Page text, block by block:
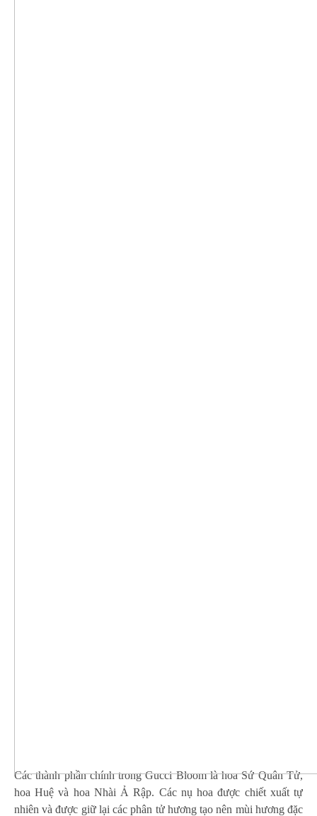
Các thành phần chính trong Gucci Bloom là hoa Sứ Quân Tử,
hoa Huệ và hoa Nhài Ả Rập. Các nụ hoa được chiết xuất tự
nhiên và được giữ lại các phân tử hương tạo nên mùi hương đặc